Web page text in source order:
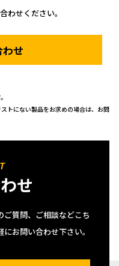
わせください。
せ
トにない製品をお求めの場合は、お問
せ
質問、ご相談などこち
お問い合わせ下さい。